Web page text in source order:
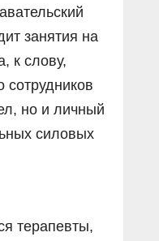
занятия на
к слову,
сотрудников
но и личный
силовых
терапевты,